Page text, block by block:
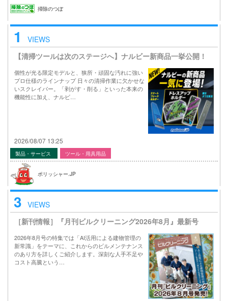
掃除のつぼ
1
VIEWS
【清掃ツールは次のステージへ】ナルビー新商品一挙公開！
個性が光る限定モデルと、狭所・頑固な汚れに強い
プロ仕様のラインナップ 日々の清掃作業に欠かせな
いスクレイパー。「剥がす・削る」といった本来の
機能性に加え、ナルビ…
2026/08/07 13:25
製品・サービス ツール・用具用品
ポリッシャー.JP
3 VIEWS
［新刊情報］『月刊ビルクリーニング2026年8月』最新号
2026年8月号の特集では「AI活用による建物管理の
新常識」をテーマに、これからのビルメンテナンス
のあり方を詳しくご紹介します。深刻な人手不足や
コスト高騰という…